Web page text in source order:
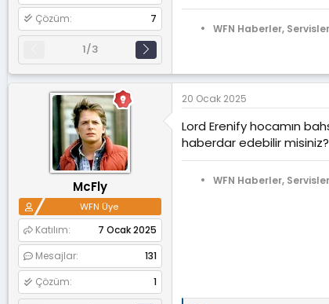
Çözüm
7
1/3
WFN Haberler,
McFly
WFN Üye
Katılım
7 Ocak 2025
Mesajlar
131
Çözüm
1
20 Ocak 2025
Lord Erenify hocamın
haberdar edebilir
WFN Haberler,